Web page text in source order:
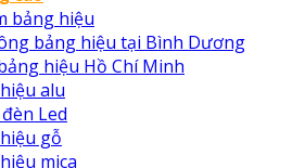
bảng hiệu
bảng hiệu tại Bình Dương
hiệu Hồ Chí Minh
alu
Led
gỗ
mica